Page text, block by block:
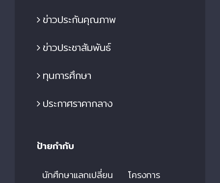
ข่าวประกันคุณภาพ
ข่าวประชาสัมพันธ์
ทุนการศึกษา
ประกาศราคากลาง
ป้ายกำกับ
นักศึกษาแลกเปลี่ยน โครงการ